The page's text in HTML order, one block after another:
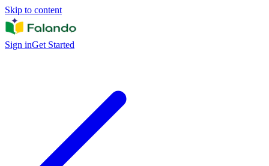
Skip to content
Sign inGet Started